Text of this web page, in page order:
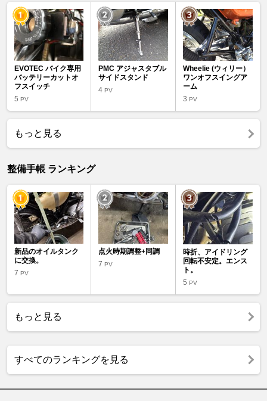
EVOTEC バイク専用
バッテリーカットオ
フスイッチ
5 PV
PMC アジャスタブル
サイドスタンド
4PV
Wheelie (ウィリー）
ワンオフスイングア
ーム
3 PV
もっと見る
整備手帳 ランキング
新品のオイルタンク
に交換。
7 PV
点火時期調整+同調
7PV
時折、アイドリング
回転不安定。エンス
ト。
5 PV
もっと見る
すべてのランキングを見る